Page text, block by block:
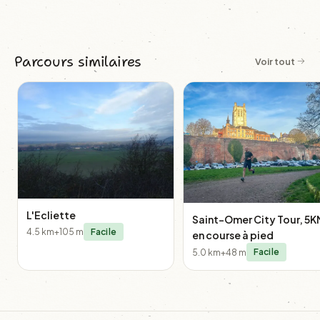
Parcours similaires Voir tout
L'Ecliette
4.5 km+105 m Facile
Saint-Omer City Tour,
en course à pied
5.0 km+48 m Facile